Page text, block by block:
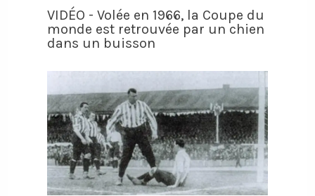
VIDÉO - Volée en 1966, la Coupe du
monde est retrouvée par un chien
dans un buisson